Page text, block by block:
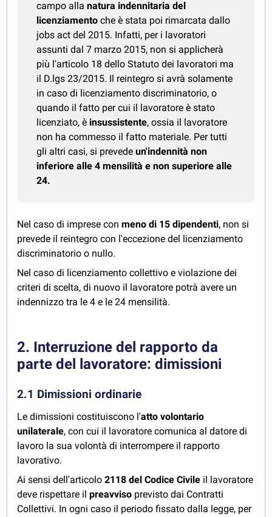
campo allanatura indennitaria del
licenziamento che è stata poi rimarcata dallo
jobs act del 2015. Infatti, per i lavoratori
assunti dal 7 marzo 2015, non si applicherà
più l'articolo 18 dello Statuto dei lavoratori ma
il D.lgs 23/2015. Il reintegro si avrà solamente
in caso di licenziamento discriminatorio, o
quando il fatto per cui il lavoratore è stato
licenziato, è insussistente, ossia il lavoratore
non ha commesso il fatto materiale. Per tutti
gli altri casi, si prevedeun'indennità non
inferiore alle 4 mensilità e non superiore alle
24.
Nel caso di imprese conmeno di 15 dipendenti, non si
prevede il reintegro con l'eccezione del licenziamento
discriminatorio o nullo.
Nel caso di licenziamento collettivo e violazione dei
criteri di scelta, di nuovo il lavoratore potrà avere un
indennizzo tra le 4 e le 24 mensilità.
2. Interruzione del rapporto da
parte del lavoratore: dimissioni
2.1 Dimissioni ordinarie
Le dimissioni costituiscono l'atto volontario
unilaterale, con cui il lavoratore comunica al datore di
lavoro la sua volontà di interrompere il rapporto
lavorativo.
Ai sensi dell'articolo2118 del Codice Civile il lavoratore
deve rispettare ilpreavviso previsto dai Contratti
Collettivi. In ogni caso il periodo fissato dalla legge, per